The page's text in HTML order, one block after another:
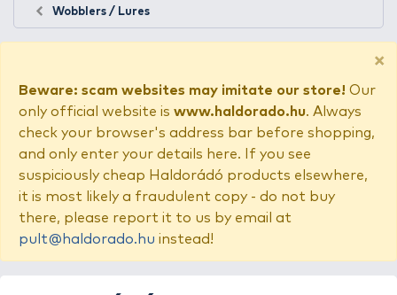
Wobblers / Lures
×
Beware: scam websites may imitate our store! Our
only official website is www.haldorado.hu. Always
check your browser's address bar before shopping,
and only enter your details here. If you see
suspiciously cheap Haldorádó products elsewhere,
it is most likely a fraudulent copy - do not buy
there, please report it to us by email at
pult@haldorado.hu instead!